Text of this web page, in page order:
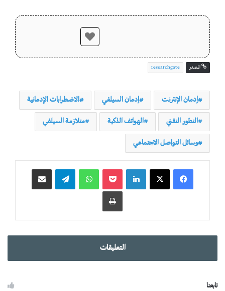
المصدر researchgate
إدمان الإنترنت إدمان السيلفي الاضطرابات الإدمانية
التطور التقني الهواتف الذكية متلازمة السيلفي
وسائل التواصل الاجتماعي
واتساب
التعليقات
تابعنا